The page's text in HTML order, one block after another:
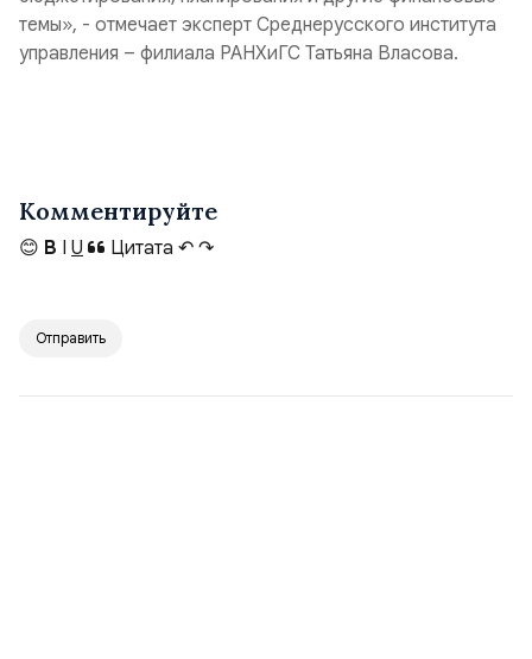
темы», - отмечает эксперт Среднерусского института
управления – филиала РАНХиГС Татьяна Власова.
Комментируйте
😊 B I U Цитата ↶ ↷
Отправить